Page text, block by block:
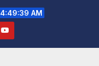
4:49:41 AM